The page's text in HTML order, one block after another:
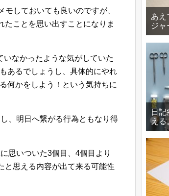
しておいても良いのですが、
ことを思い出すことになりま
なかったような気がしていた
あるでしょうし、具体的にやれ
何かをしよう！という気持ちに
、明日へ繋がる行為ともなり得
思いついた3個目、4個目より
と思える内容が出て来る可能性
あえ
ジャ
日
える